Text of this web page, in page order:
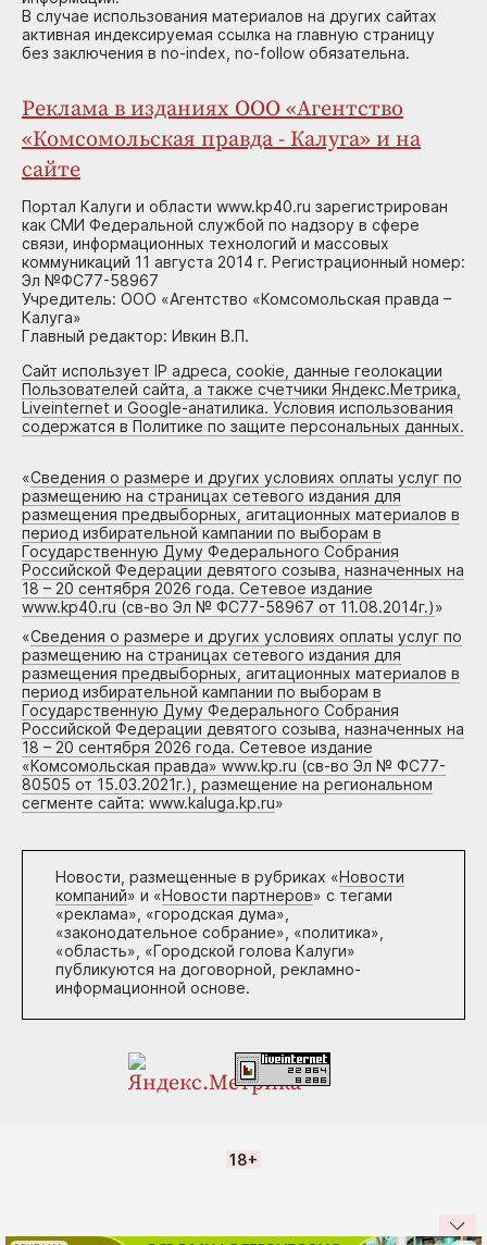
В случае использования материалов на других сайтах
активная индексируемая ссылка на главную страницу
без заключения в no-index, no-follow обязательна.
Реклама в изданиях ООО «Агентство
«Комсомольская правда - Калуга» и на
сайте
Портал Калуги и области www.kp40.ru зарегистрирован
как СМИ Федеральной службой по надзору в сфере
связи, информационных технологий и массовых
коммуникаций 11 августа 2014 г. Регистрационный номер:
Эл №ФС77-58967
Учредитель: ООО «Агентство «Комсомольская правда –
Калуга»
Главный редактор: Ивкин В.П.
Сайт использует IP адреса, cookie, данные геолокации
Пользователей сайта, а также счетчики Яндекс.Метрика,
Liveinternet и Google-анатилика. Условия использования
содержатся в Политике по защите персональных данных.
«Сведения о размере и других условиях оплаты услуг по
размещению на страницах сетевого издания для
размещения предвыборных, агитационных материалов в
период избирательной кампании по выборам в
Государственную Думу Федерального Собрания
Российской Федерации девятого созыва, назначенных на
18 – 20 сентября 2026 года. Сетевое издание
www.kp40.ru (св-во Эл № ФС77-58967 от 11.08.2014г.)»
«Сведения о размере и других условиях оплаты услуг по
размещению на страницах сетевого издания для
размещения предвыборных, агитационных материалов в
период избирательной кампании по выборам в
Государственную Думу Федерального Собрания
Российской Федерации девятого созыва, назначенных на
18 – 20 сентября 2026 года. Сетевое издание
«Комсомольская правда» www.kp.ru (св-во Эл № ФС77-
80505 от 15.03.2021г.), размещение на региональном
сегменте сайта: www.kaluga.kp.ru»
Новости, размещенные в рубриках «Новости
компаний» и «Новости партнеров» с тегами
«реклама», «городская дума»,
«законодательное собрание», «политика»,
«область», «Городской голова Калуги»
публикуются на договорной, рекламно-
информационной основе.
18+